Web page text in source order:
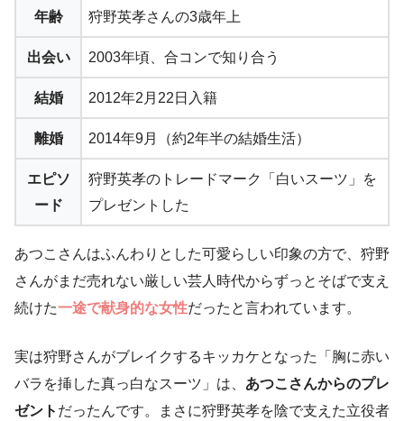
年齢 狩野英孝さんの3歳年上
出会い 2003年頃、合コンで知り合う
結婚 2012年2月22日入籍
離婚 2014年9月（約2年半の結婚生活）
エピソ
ード
狩野英孝のトレードマーク「白いスーツ」を
プレゼントした
あつこさんはふんわりとした可愛らしい印象の方で、狩野
さんがまだ売れない厳しい芸人時代からずっとそばで支え
続けた一途で献身的な女性だったと言われています。
実は狩野さんがブレイクするキッカケとなった「胸に赤い
バラを挿した真っ白なスーツ」は、 あつこさんからのプレ
ゼント だったんです。まさに狩野英孝を陰で支えた立役者